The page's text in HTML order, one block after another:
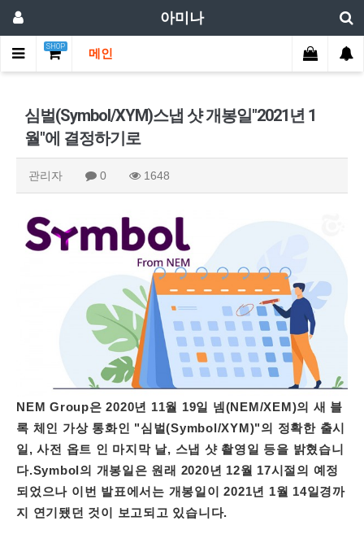
아미나
SHOP
메인
심벌(Symbol/XYM)스냅 샷 개봉일"2021년 1
월"에 결정하기로
관리자 0 1648
NEM Group은 2020년 11월 19일 넴(NEM/XEM)의 새 블
록 체인 가상 통화인 "심벌(Symbol/XYM)"의 정확한 출시
일, 사전 옵트 인 마지막 날, 스냅 샷 촬영일 등을 밝혔습니
다.Symbol의 개봉일은 원래 2020년 12월 17시절의 예정
되었으나 이번 발표에서는 개봉일이 2021년 1월 14일경까
지 연기됐던 것이 보고되고 있습니다.